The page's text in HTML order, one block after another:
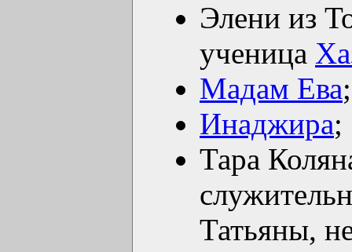
Элени из
ученица
Мадам Ева;
Инаджира;
Тара
Татьяны,